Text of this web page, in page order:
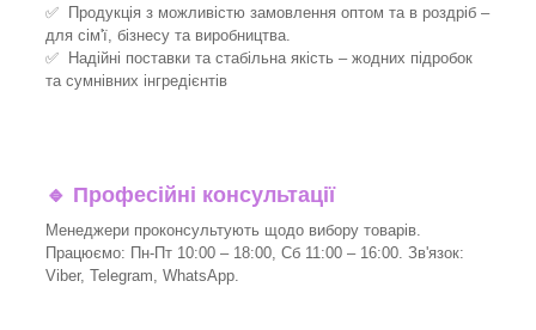
✅ Продукція з можливістю замовлення оптом та в роздріб –
для сім'ї, бізнесу та виробництва.
✅ Надійні поставки та стабільна якість – жодних підробок
та сумнівних інгредієнтів
🔹 Професійні консультації
Менеджери проконсультують щодо вибору товарів.
Працюємо: Пн-Пт 10:00 – 18:00, Сб 11:00 – 16:00. Зв'язок:
Viber, Telegram, WhatsApp.